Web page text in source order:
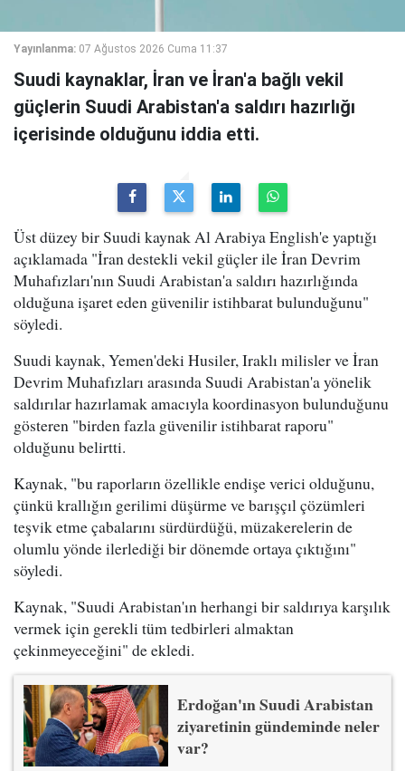
Yayınlanma: 07 Ağustos 2026 Cuma 11:37
Suudi kaynaklar, İran ve İran'a bağlı vekil
güçlerin Suudi Arabistan'a saldırı hazırlığı
içerisinde olduğunu iddia etti.
Üst düzey bir Suudi kaynak Al Arabiya English'e yaptığı
açıklamada "İran destekli vekil güçler ile İran Devrim
Muhafızları'nın Suudi Arabistan'a saldırı hazırlığında
olduğuna işaret eden güvenilir istihbarat bulunduğunu"
söyledi.
Suudi kaynak, Yemen'deki Husiler, Iraklı milisler ve İran
Devrim Muhafızları arasında Suudi Arabistan'a yönelik
saldırılar hazırlamak amacıyla koordinasyon bulunduğunu
gösteren "birden fazla güvenilir istihbarat raporu"
olduğunu belirtti.
Kaynak, "bu raporların özellikle endişe verici olduğunu,
çünkü krallığın gerilimi düşürme ve barışçıl çözümleri
teşvik etme çabalarını sürdürdüğü, müzakerelerin de
olumlu yönde ilerlediği bir dönemde ortaya çıktığını"
söyledi.
Kaynak, "Suudi Arabistan'ın herhangi bir saldırıya karşılık
vermek için gerekli tüm tedbirleri almaktan
çekinmeyeceğini" de ekledi.
Erdoğan'ın Suudi Arabistan
ziyaretinin gündeminde neler
var?